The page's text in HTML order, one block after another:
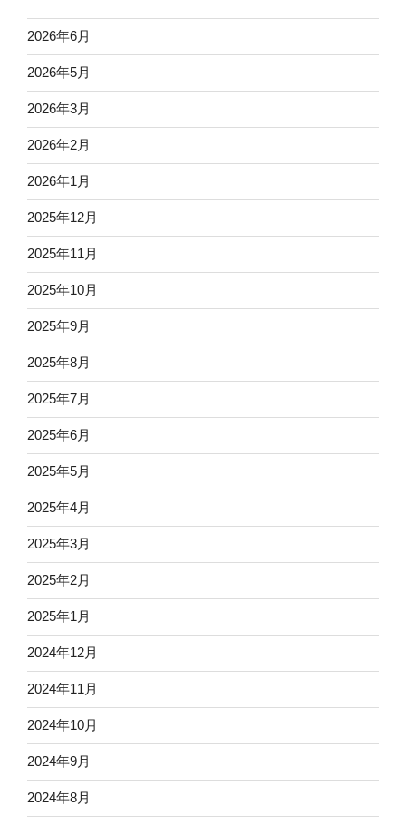
2026年6月
2026年5月
2026年3月
2026年2月
2026年1月
2025年12月
2025年11月
2025年10月
2025年9月
2025年8月
2025年7月
2025年6月
2025年5月
2025年4月
2025年3月
2025年2月
2025年1月
2024年12月
2024年11月
2024年10月
2024年9月
2024年8月